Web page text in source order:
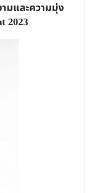
มและความมุ่ง
2023